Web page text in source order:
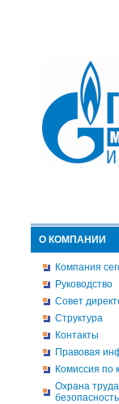
О КОМПАНИИ
Компания
Руководство
Совет
Структура
Контакты
Правовая
Комиссия по
Охрана
безопасность